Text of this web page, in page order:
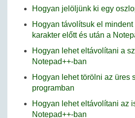
Hogyan jelöljünk ki egy
Hogyan távolítsuk el
karakter előtt és után a
Hogyan lehet eltávolítani a
Notepad++-ban
Hogyan lehet törölni az üres
programban
Hogyan lehet eltávolítani az
Notepad++-ban